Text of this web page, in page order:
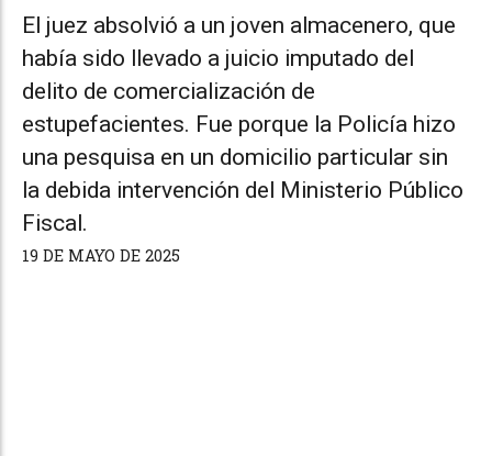
El juez absolvió a un joven almacenero, que
había sido llevado a juicio imputado del
delito de comercialización de
estupefacientes. Fue porque la Policía hizo
una pesquisa en un domicilio particular sin
la debida intervención del Ministerio Público
Fiscal.
19 DE MAYO DE 2025